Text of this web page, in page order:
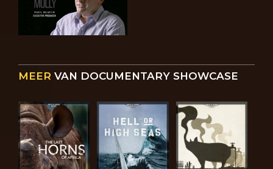
MEER VAN DOCUMENTARY SHOWCASE